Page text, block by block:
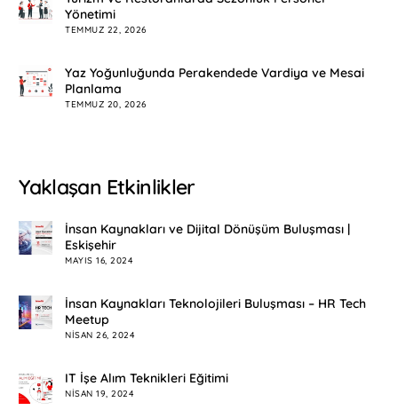
Yönetimi
TEMMUZ 22, 2026
Yaz Yoğunluğunda Perakendede Vardiya ve Mesai
Planlama
TEMMUZ 20, 2026
Yaklaşan Etkinlikler
İnsan Kaynakları ve Dijital Dönüşüm Buluşması |
Eskişehir
MAYIS 16, 2024
İnsan Kaynakları Teknolojileri Buluşması – HR Tech
Meetup
NISAN 26, 2024
IT İşe Alım Teknikleri Eğitimi
NISAN 19, 2024